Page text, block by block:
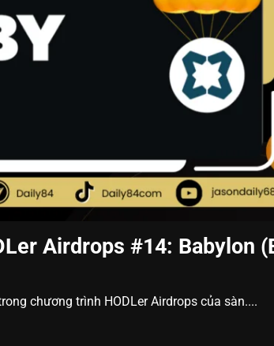
Airdrops #14: Babylon
chương trình HODLer Airdrops của sàn....